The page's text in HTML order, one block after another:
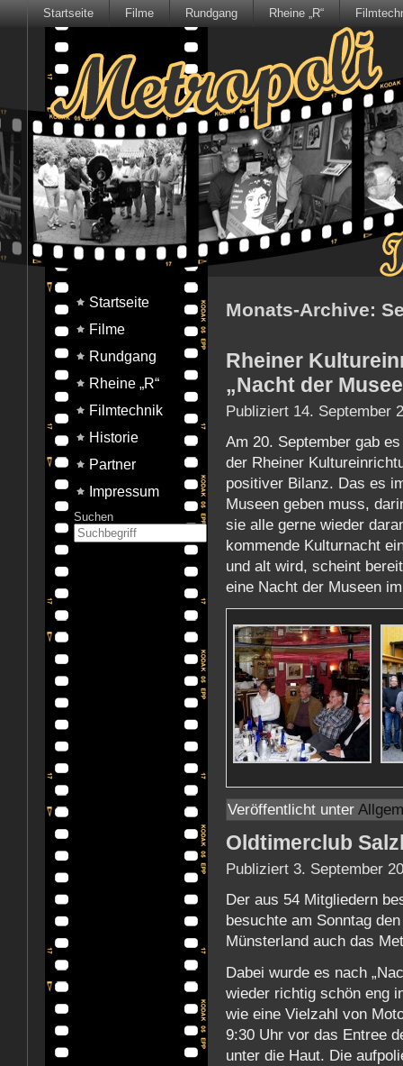
Startseite Filme Rundgang Rheine „R“
Startseite
Filme
Rundgang
Rheine „R“
Filmtechnik
Historie
Partner
Impressum
Suchen
Monats-Archive:
Rheiner
„Nacht der
Publiziert 14. September
Am 20. September gab
der Rheiner
positiver Bilanz. Das es
Museen geben muss,
sie alle gerne wieder
kommende Kulturnacht
und alt wird, scheint
eine Nacht der Museen
Veröffentlicht unter
Oldtimerclub
Publiziert 3. September
Der aus 54 Mitgliedern
besuchte am Sonntag
Münsterland auch das
Dabei wurde es nach
wieder richtig schön eng
wie eine Vielzahl von
9:30 Uhr vor das Entree
unter die Haut. Die